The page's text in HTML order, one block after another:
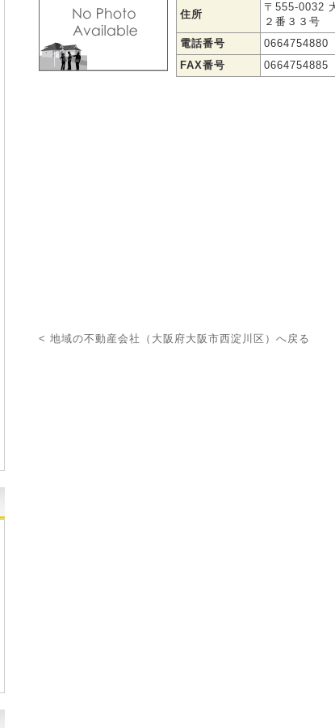
住所
〒555-0032
２番３３号
電話番号
0664754880
FAX番号
0664754885
< 地域の不動産会社（大阪府大阪市西淀川区）へ戻る